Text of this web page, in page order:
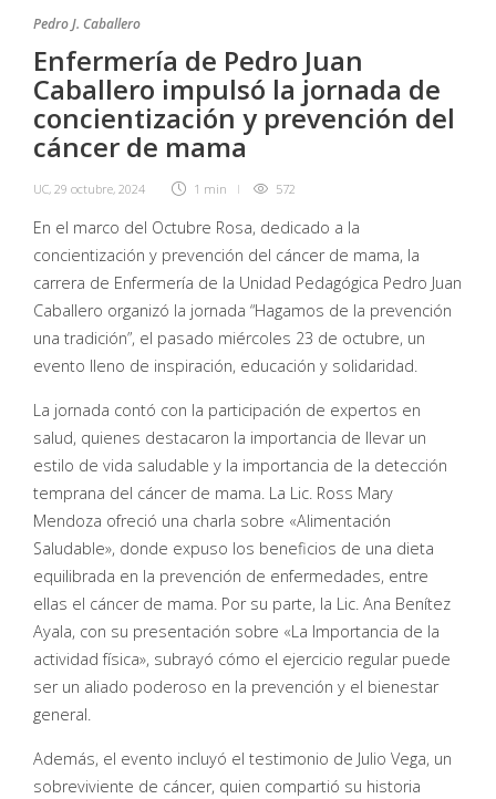
Pedro J. Caballero
Enfermería de Pedro Juan
Caballero impulsó la jornada de
concientización y prevención del
cáncer de mama
UC, 29 octubre, 2024 1 min 572
En el marco del Octubre Rosa, dedicado a la
concientización y prevención del cáncer de mama, la
carrera de Enfermería de la Unidad Pedagógica Pedro Juan
Caballero organizó la jornada “Hagamos de la prevención
una tradición”, el pasado miércoles 23 de octubre, un
evento lleno de inspiración, educación y solidaridad.
La jornada contó con la participación de expertos en
salud, quienes destacaron la importancia de llevar un
estilo de vida saludable y la importancia de la detección
temprana del cáncer de mama. La Lic. Ross Mary
Mendoza ofreció una charla sobre «Alimentación
Saludable», donde expuso los beneficios de una dieta
equilibrada en la prevención de enfermedades, entre
ellas el cáncer de mama. Por su parte, la Lic. Ana Benítez
Ayala, con su presentación sobre «La Importancia de la
actividad física», subrayó cómo el ejercicio regular puede
ser un aliado poderoso en la prevención y el bienestar
general.
Además, el evento incluyó el testimonio de Julio Vega, un
sobreviviente de cáncer, quien compartió su historia